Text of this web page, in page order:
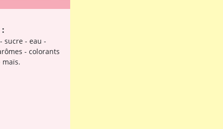
sucre - eau -
- colorants
maïs.